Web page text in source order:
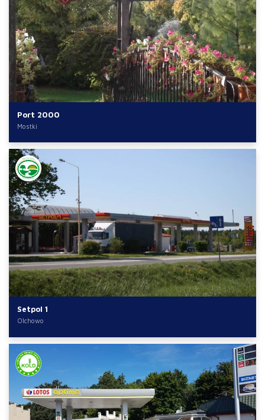
Port 2000
Mostki
Setpol 1
Olchowo